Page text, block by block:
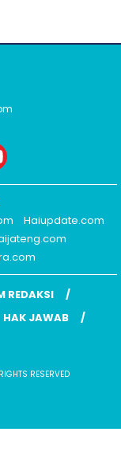
Haiupdate.com
REDAKSI
HAK JAWAB
RESERVED